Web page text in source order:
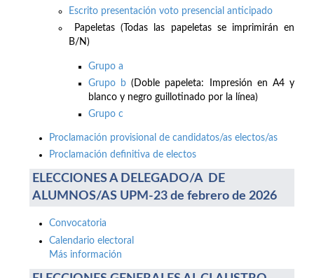
Escrito presentación voto presencial anticipado
Papeletas (Todas las papeletas se imprimirán en
B/N)
Grupo a
Grupo b (Doble papeleta: Impresión en A4 y
blanco y negro guillotinado por la línea)
Grupo c
Proclamación provisional de candidatos/as electos/as
Proclamación definitiva de electos
ELECCIONES A DELEGADO/A DE
ALUMNOS/AS UPM-23 de febrero de 2026
Convocatoria
Calendario electoral
Más información